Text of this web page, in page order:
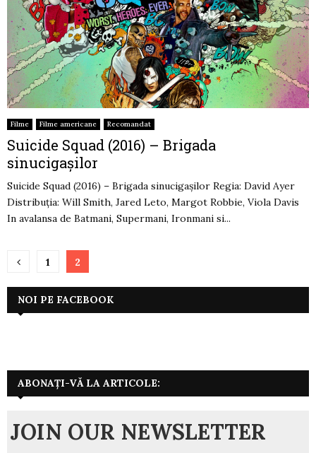
Filme Filme americane Recomandat
Suicide Squad (2016) – Brigada
sinucigașilor
Suicide Squad (2016) – Brigada sinucigașilor Regia: David Ayer
Distribuția: Will Smith, Jared Leto, Margot Robbie, Viola Davis
In avalansa de Batmani, Supermani, Ironmani si...
Paginație
articole
1 2
NOI PE FACEBOOK
ABONAȚI-VĂ LA ARTICOLE:
JOIN OUR NEWSLETTER